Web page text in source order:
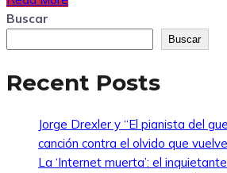
Buscar
Buscar
Recent Posts
Jorge Drexler y “El pianista del
canción contra el olvido que
La ‘Internet muerta’: el